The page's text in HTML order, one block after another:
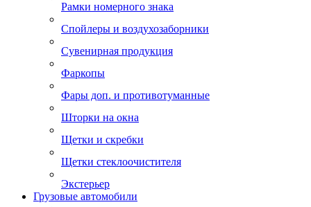
Рамки номерного знака
Спойлеры и воздухозаборники
Сувенирная продукция
Фаркопы
Фары доп. и противотуманные
Шторки на окна
Щетки и скребки
Щетки стеклоочистителя
Экстерьер
Грузовые автомобили